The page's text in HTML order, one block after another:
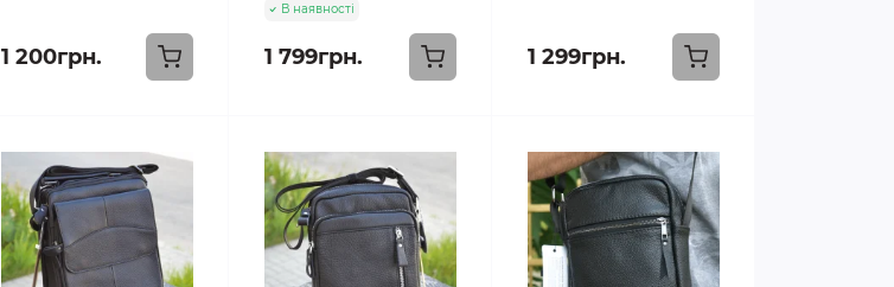
1 200грн.
В наявності
1 799грн. 1 299грн.